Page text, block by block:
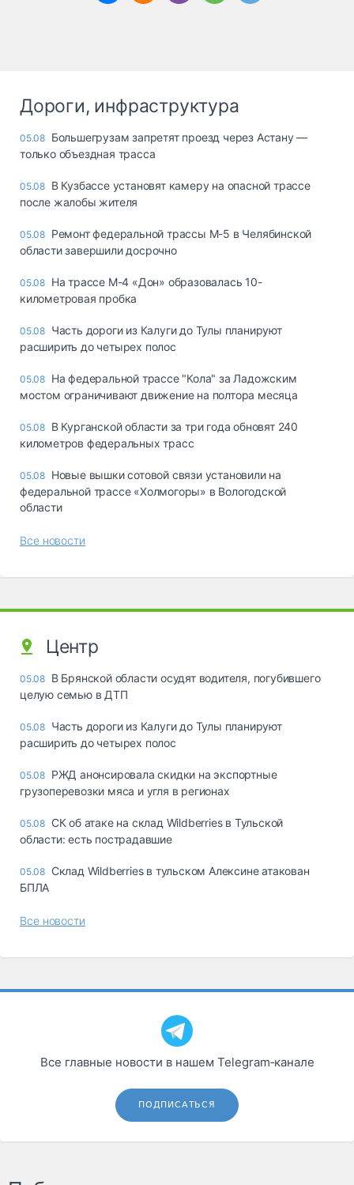
Дороги, инфраструктура
05.08 Большегрузам запретят проезд через Астану —
только объездная трасса
05.08 В Кузбассе установят камеру на опасной трассе
после жалобы жителя
05.08 Ремонт федеральной трассы М-5 в Челябинской
области завершили досрочно
05.08 На трассе М-4 «Дон» образовалась 10-
километровая пробка
05.08 Часть дороги из Калуги до Тулы планируют
расширить до четырех полос
05.08 На федеральной трассе "Кола" за Ладожским
мостом ограничивают движение на полтора месяца
05.08 В Курганской области за три года обновят 240
километров федеральных трасс
05.08 Новые вышки сотовой связи установили на
федеральной трассе «Холмогоры» в Вологодской
области
Все новости
Центр
05.08 В Брянской области осудят водителя, погубившего
целую семью в ДТП
05.08 Часть дороги из Калуги до Тулы планируют
расширить до четырех полос
05.08 РЖД анонсировала скидки на экспортные
грузоперевозки мяса и угля в регионах
05.08 СК об атаке на склад Wildberries в Тульской
области: есть пострадавшие
05.08 Склад Wildberries в тульском Алексине атакован
БПЛА
Все новости
Все главные новости в нашем Telegram‑канале
ПОДПИСАТЬСЯ